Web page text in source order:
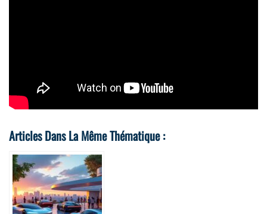
Articles Dans La Même Thématique :